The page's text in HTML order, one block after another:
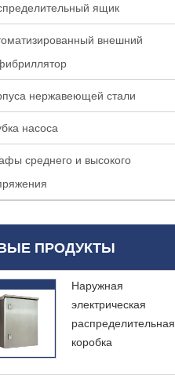
ящик
внешний
нержавеющей стали
насоса
среднего и высокого
ПРОДУКТЫ
Наружная
электрическая
распределительная
коробка